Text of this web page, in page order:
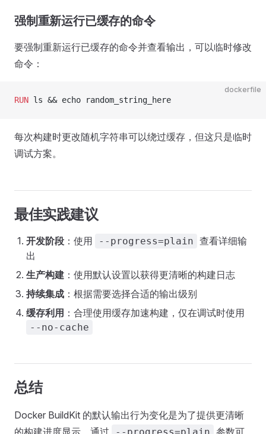
强制重新运行已缓存的命令
要强制重新运行已缓存的命令并查看输出，可以临时修改
命令：
dockerfile
RUN ls && echo random_string_here
每次构建时更改随机字符串可以绕过缓存，但这只是临时
调试方案。
最佳实践建议
开发阶段 ：使用 --progress=plain 查看详细输
出
生产构建 ：使用默认设置以获得更清晰的构建日志
持续集成 ：根据需要选择合适的输出级别
缓存利用 ：合理使用缓存加速构建，仅在调试时使用
--no-cache
总结
Docker BuildKit 的默认输出行为变化是为了提供更清晰
的构建进度显示。通过
参数可